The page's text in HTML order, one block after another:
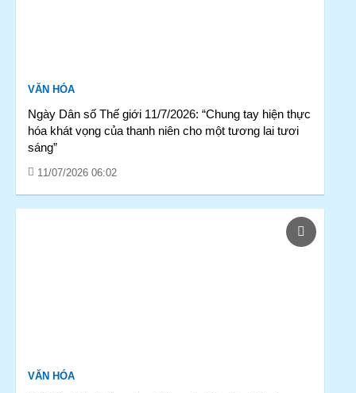
VĂN HÓA
Ngày Dân số Thế giới 11/7/2026: “Chung tay hiện thực
hóa khát vọng của thanh niên cho một tương lai tươi
sáng”
11/07/2026 06:02
VĂN HÓA